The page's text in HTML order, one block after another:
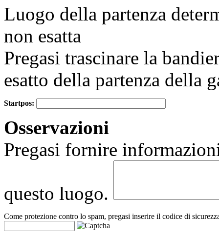
Luogo della partenza
non esatta
Pregasi trascinare la
esatto della partenza della
−
Startpos:
Osservazioni
Pregasi fornire
questo luogo.
Come protezione contro lo spam, pregasi inserire il codice di